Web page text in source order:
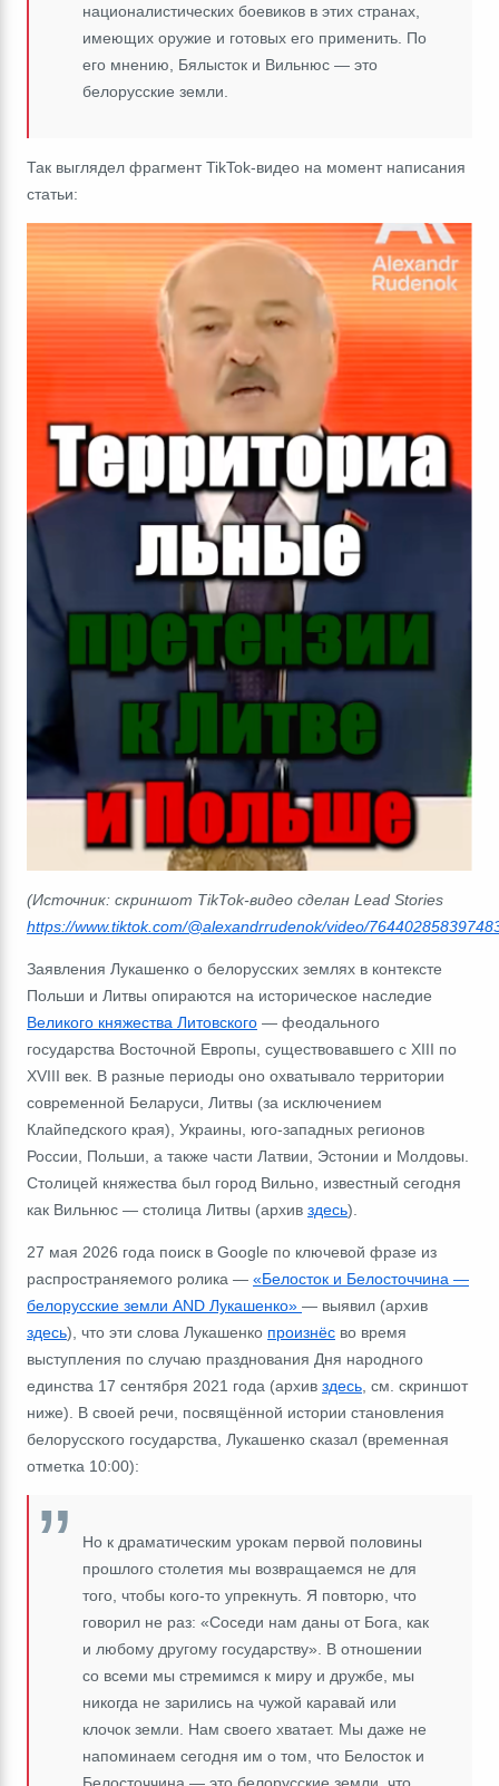
националистических боевиков в этих странах,
имеющих оружие и готовых его применить. По
его мнению, Бялысток и Вильнюс ― это
белорусские земли.
Так выглядел фрагмент TikTok-видео на момент написания
статьи:
(Источник: скриншот TikTok-видео сделан Lead Stories
https://www.tiktok.com/@alexandrrudenok/video/
Заявления Лукашенко о белорусских землях в контексте
Польши и Литвы опираются на историческое наследие
Великого княжества Литовского ― феодального
государства Восточной Европы, существовавшего с XIII по
XVIII век. В разные периоды оно охватывало территории
современной Беларуси, Литвы (за исключением
Клайпедского края), Украины, юго-западных регионов
России, Польши, а также части Латвии, Эстонии и Молдовы.
Столицей княжества был город Вильно, известный сегодня
как Вильнюс ― столица Литвы (архив здесь).
27 мая 2026 года поиск в Google по ключевой фразе из
распространяемого ролика ― «Белосток и Белосточчина ―
белорусские земли AND Лукашенко» ― выявил (архив
здесь), что эти слова Лукашенко произнёс во время
выступления по случаю празднования Дня народного
единства 17 сентября 2021 года (архив здесь , см. скриншот
ниже). В своей речи, посвящённой истории становления
белорусского государства, Лукашенко сказал (временная
отметка 10:00):
Но к драматическим урокам первой половины
прошлого столетия мы возвращаемся не для
того, чтобы кого-то упрекнуть. Я повторю, что
говорил не раз: «Соседи нам даны от Бога, как
и любому другому государству». В отношении
со всеми мы стремимся к миру и дружбе, мы
никогда не зарились на чужой каравай или
клочок земли. Нам своего хватает. Мы даже не
напоминаем сегодня им о том, что Белосток и
Белосточчина ― это белорусские земли, что